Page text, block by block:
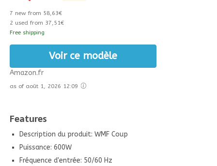
7 new from 58,63€
2 used from 37,51€
Free shipping
Voir ce modèle
Amazon.fr
as of août 1, 2026 12:09
Features
Description du produit: WMF Coup
Puissance: 600W
Fréquence d'entrée: 50/60 Hz